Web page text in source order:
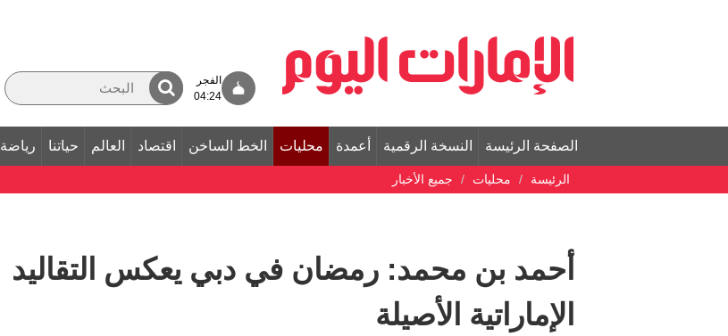
الفجر
04:24
الصفحة الرئيسة النسخة الرقمية أعمدة محليات الخط الساخن اقتصاد العالم حياتنا رياضة
الرئيسة محليات جميع الأخبار
أحمد بن محمد: رمضان في دبي يعكس التقاليد
الإماراتية الأصيلة